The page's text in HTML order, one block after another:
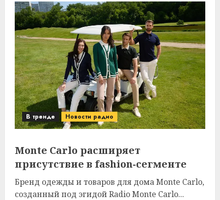
В тренде Новости радио
Monte Carlo расширяет
присутствие в fashion-сегменте
Бренд одежды и товаров для дома Monte Carlo,
созданный под эгидой Radio Monte Carlo...